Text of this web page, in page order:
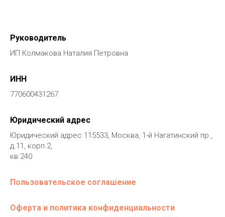
Руководитель
ИП Колмакова Наталия Петровна
ИНН
770600431267
Юридический адрес
Юридический адрес 115533, Москва, 1-й Нагатинский пр.,
д.11, корп.2,
кв.240
Пользовательское соглашение
Оферта и политика конфиденциальности